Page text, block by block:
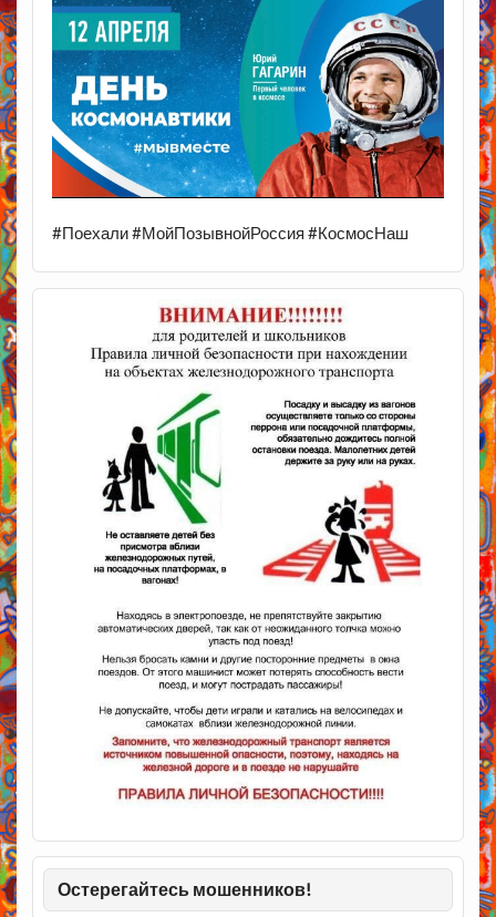
#Поехали #МойПозывнойРоссия #КосмосНаш
Остерегайтесь мошенников!